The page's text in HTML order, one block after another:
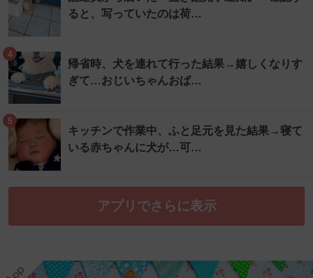
ると、写っていたのは荷…
4
帰省時、犬を連れて行った結果→嬉しくなりす
ぎて…おじいちゃんおば…
5
キッチンで作業中、ふと足元を見た結果→寝て
いる赤ちゃんに犬が…可…
アプリでさらに表示